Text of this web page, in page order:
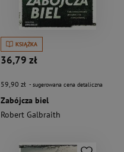
KSIĄŻKA
36,79 zł
59,90 zł - sugerowana cena detaliczna
Zabójcza biel
Robert Galbraith